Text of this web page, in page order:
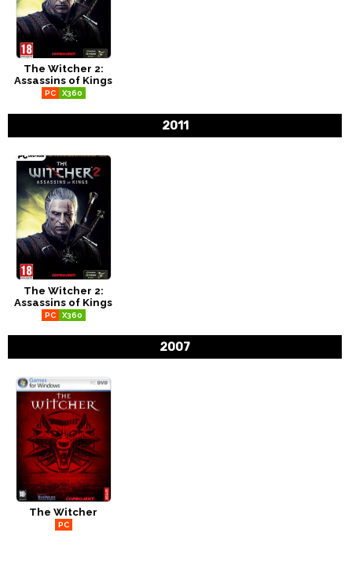
The Witcher 2:
Assassins of Kings
PC X360
2011
The Witcher 2:
Assassins of Kings
PC X360
2007
The Witcher
PC